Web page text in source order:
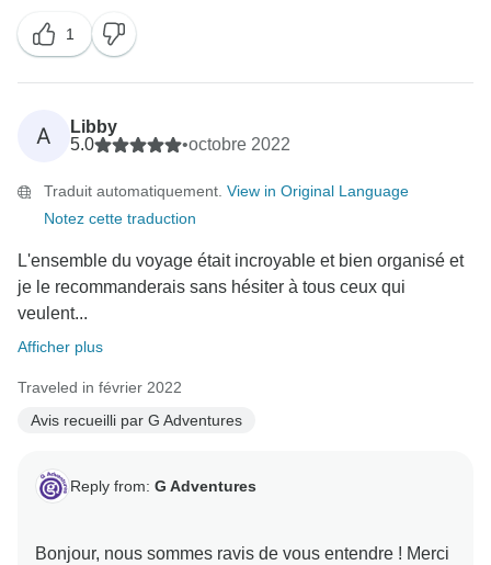
1
A
Libby
5.0
•octobre 2022
Traduit automatiquement. View in Original Language
Notez cette traduction
L'ensemble du voyage était incroyable et bien organisé et
je le recommanderais sans hésiter à tous ceux qui
veulent...
Afficher plus
Traveled in février 2022
Avis recueilli par G Adventures
Reply from: G Adventures
Bonjour, nous sommes ravis de vous entendre ! Merci